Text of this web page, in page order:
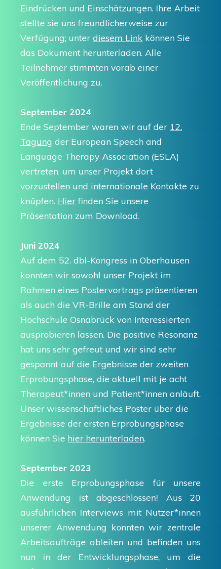
Eindrücken und Einschätzungen. Ihre Arbeit
stellte sie uns freundlicherweise zur
Verfügung; unter diesem Link können Sie
das Dokument herunterladen. Alle
Teilnehmer stimmten vorab einer
Veröffentlichung zu.
September 2024
Ende September waren wir auf der 12.
Tagung der European Speech and
Language Therapy Association (ESLA)
vertreten, um unser Projekt dort
vorzustellen und internationale Kontakte zu
knüpfen. Hier finden Sie unsere
Präsentation zum Download.
Juni 2024
Auf dem 52. dbl-Kongress in Oberhausen
konnten wir sowohl unser Projekt im
Rahmen eines Postervortrags präsentieren
als auch die VR-Brille am Stand der
Hochschule Osnabrück von Interessierten
ausprobieren lassen. Die positive Resonanz
hat uns sehr gefreut und wir sind sehr
gespannt auf die Ergebnisse der zweiten
Erprobungsphase, die aktuell mit je acht
Therapeut*innen und Patient*innen anläuft.
Unser wissenschaftliches Poster über die
Ergebnisse der ersten Erprobungsphase
können Sie hier herunterladen.
September 2023
Die erste Erprobungsphase für unsere
Anwendung ist abgeschlossen! Aus 20
ausführlichen Interviews mit Nutzer*innen
unserer Anwendung konnten wir zentrale
Arbeitsaufträge ableiten und befinden uns
nun in der Entwicklungsphase, um die